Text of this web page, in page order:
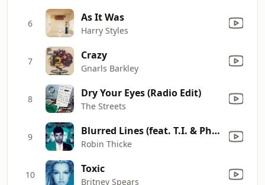
6 As It Was
Harry Styles
7 Crazy
Gnarls Barkley
8 Dry Your Eyes (Radio Edit)
The Streets
9 Blurred Lines (feat. T.I. & Pharrell)
Robin Thicke
10 Toxic
Britney Spears